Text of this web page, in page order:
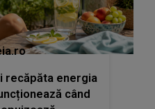
recăpăta energia
când